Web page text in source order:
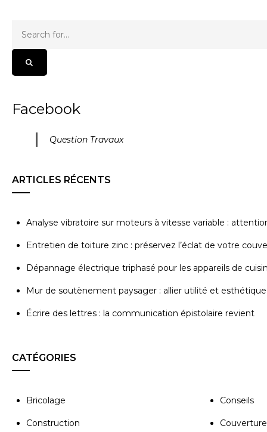
Facebook
Question Travaux
ARTICLES RÉCENTS
Analyse vibratoire sur moteurs à vitesse variable :
Entretien de toiture zinc : préservez l’éclat de votre
Dépannage électrique triphasé pour les appareils de
Mur de soutènement paysager : allier utilité et esthétique
Écrire des lettres : la communication épistolaire revient
CATÉGORIES
Bricolage Conseils
Construction Couverture